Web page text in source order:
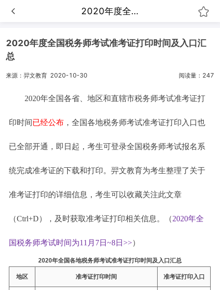
2020年度全...
2020年度全国税务师考试准考证打印时间及入口汇
总
来源：羿文教育 2020-10-30 阅读量：247
2020年全国各省、地区和直辖市税务师考试准考证打
印时间已经公布 ，全国各地税务师考试准考证打印入口也
已全部开通，即日起，考生可登录全国税务师考试报名系
统完成准考证的下载和打印。羿文教育为考生整理了关于
准考证打印的详细信息，考生可以收藏关注此文章
（Ctrl+D），及时获取准考证打印相关信息。（2020年全
国税务师考试时间为11月7日~8日>>）
2020年全国各地税务师考试准考证打印时间及入口汇总
地区 准考证打印时间 准考证打印入口